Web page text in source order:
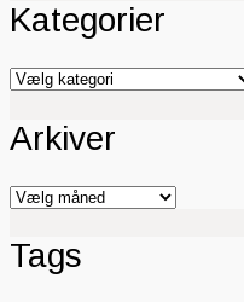
Kategorier
Kategorier
Arkiver
Arkiver
Tags